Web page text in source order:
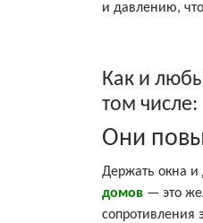
и давлению,
Как и
том числе:
Они
Держать окна и
домов — это
сопротивления